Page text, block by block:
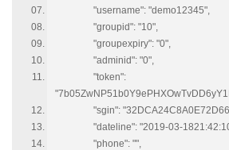
"username": "demo12345",
"groupid": "10",
"groupexpiry": "0",
"adminid": "0",
"token":
"sgin":
"dateline": "2019-03-
"phone": "",